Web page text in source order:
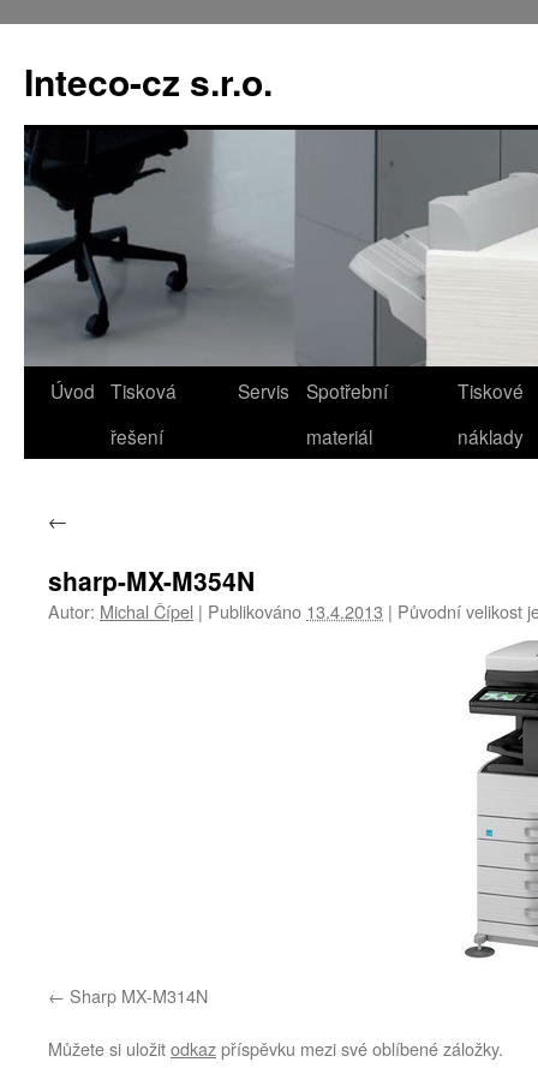
obsahu
webu
Inteco-cz s.r.o.
Úvod
Tisková
řešení
Servis
Spotřební
materiál
Tiskové
náklady
←
sharp-MX-M354N
Autor: Michal Čípel | Publikováno 13.4.2013 | Původní velikost
Sharp MX-M314N
Můžete si uložitodkazpříspěvku mezi své oblíbené záložky.